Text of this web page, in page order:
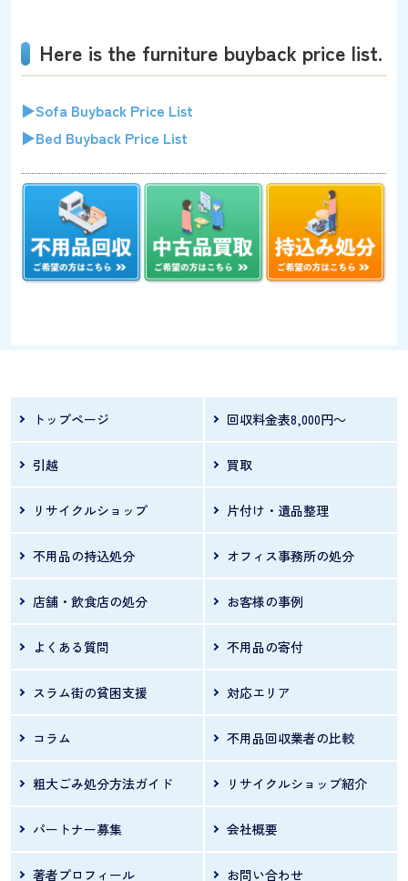
Here is the furniture buyback price list.
▶Sofa Buyback Price List
▶Bed Buyback Price List
トップページ 回収料金表8,000円～
引越 買取
リサイクルショップ 片付け・遺品整理
不用品の持込処分 オフィス事務所の処分
店舗・飲食店の処分 お客様の事例
よくある質問 不用品の寄付
スラム街の貧困支援 対応エリア
コラム 不用品回収業者の比較
粗大ごみ処分方法ガイド リサイクルショップ紹介
パートナー募集 会社概要
著者プロフィール お問い合わせ